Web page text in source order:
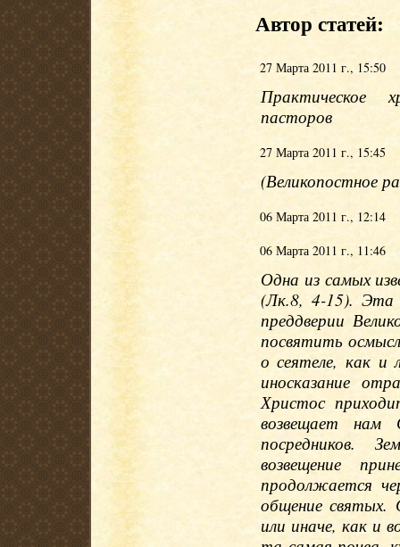
Автор статей:
27 Марта 2011 г., 15:50
Практическое
пасторов
27 Марта 2011 г., 15:45
(Великопостное
06 Марта 2011 г., 12:14
06 Марта 2011 г., 11:46
Одна из самых
(Лк.8, 4-15). Эта
преддверии
посвятить
о сеятеле, как и
иносказание
Христос
возвещает нам
посредников.
возвещение
продолжается
общение святых.
или иначе, как и